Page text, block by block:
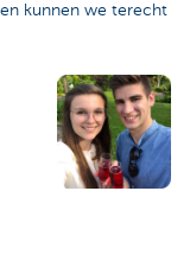
kunnen we terecht